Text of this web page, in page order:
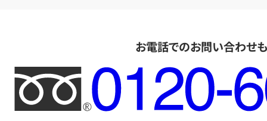
お電話でのお問い合わせ
フ
リ
ー